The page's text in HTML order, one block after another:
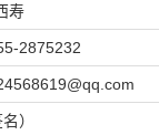
寿
2875232
名）